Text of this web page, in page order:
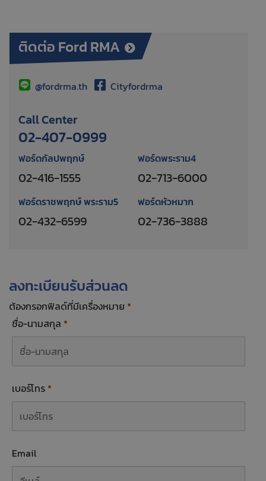
ติดต่อ Ford RMA
@fordrma.th Cityfordrma
Call Center
02-407-0999
ฟอร์ดกัลปพฤกษ์
02-416-1555
ฟอร์ดพระราม4
02-713-6000
ฟอร์ดราชพฤกษ์ พระราม5
02-432-6599
ฟอร์ดหัวหมาก
02-736-3888
ลงทะเบียนรับส่วนลด
ต้องกรอกฟิลด์ที่มีเครื่องหมาย *
ชื่อ-นามสกุล *
เบอร์โทร *
Email